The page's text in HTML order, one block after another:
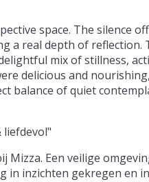
space. The silence
a real depth of reflection.
mix of stillness,
delicious and
balance of quiet
liefdevol"
Een veilige
in inzichten gekregen en